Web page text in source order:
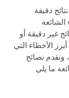
دقيقة
الشائعة
غير دقيقة أو
الأخطاء التي
ونقدم نصائح
ما يلي